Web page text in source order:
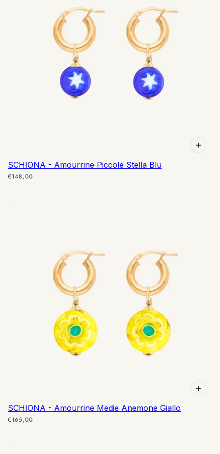
SCHIONA - Amourrine Piccole Stella Blu
€148,00
SCHIONA - Amourrine Medie Anemone Giallo
€165,00